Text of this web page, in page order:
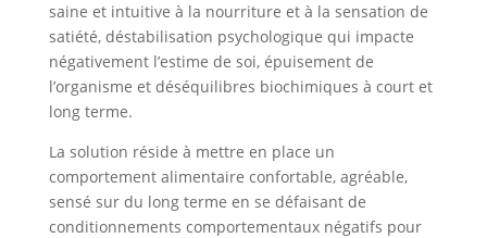
saine et intuitive à la nourriture et à la sensation de
satiété, déstabilisation psychologique qui impacte
négativement l’estime de soi, épuisement de
l’organisme et déséquilibres biochimiques à court et
long terme.
La solution réside à mettre en place un
comportement alimentaire confortable, agréable,
sensé sur du long terme en se défaisant de
conditionnements comportementaux négatifs pour